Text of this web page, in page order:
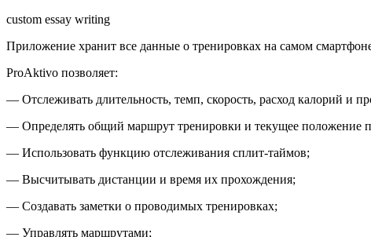
custom essay writing
Приложение хранит все данные о тренировках на самом
ProAktivo позволяет:
— Отслеживать длительность, темп, скорость, расход калорий и
— Определять общий маршрут тренировки и текущее положение
— Использовать функцию отслеживания сплит-таймов;
— Высчитывать дистанции и время их прохождения;
— Создавать заметки о проводимых тренировках;
— Управлять маршрутами;